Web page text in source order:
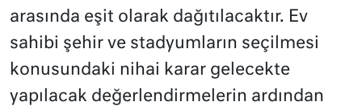
arasında eşit olarak dağıtılacaktır. Ev
sahibi şehir ve stadyumların seçilmesi
konusundaki nihai karar gelecekte
yapılacak değerlendirmelerin ardından